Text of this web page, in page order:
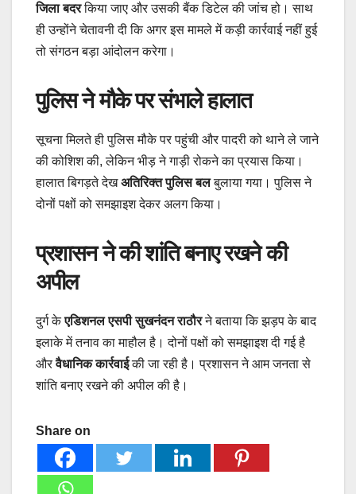
जिला बदरकिया जाए और उसकी बैंक डिटेल की जांच हो। साथ
ही उन्होंने चेतावनी दी कि अगर इस मामले में कड़ी कार्रवाई नहीं हुई
तो संगठन बड़ा आंदोलन करेगा।
पुलिस ने मौके पर संभाले हालात
सूचना मिलते ही पुलिस मौके पर पहुंची और पादरी को थाने ले जाने
की कोशिश की, लेकिन भीड़ ने गाड़ी रोकने का प्रयास किया।
हालात बिगड़ते देखअतिरिक्त पुलिस बलबुलाया गया। पुलिस ने
दोनों पक्षों को समझाइश देकर अलग किया।
प्रशासन ने की शांति बनाए रखने की
अपील
दुर्ग केएडिशनल एसपी सुखनंदन राठौरने बताया कि झड़प के बाद
इलाके में तनाव का माहौल है। दोनों पक्षों को समझाइश दी गई है
औरवैधानिक कार्रवाईकी जा रही है। प्रशासन ने आम जनता से
शांति बनाए रखने की अपील की है।
Share on